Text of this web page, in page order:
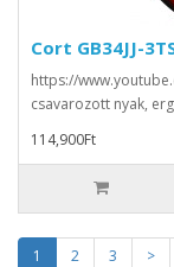
Cort GB34JJ-
https://
csavarozott nyak,
114,900Ft
1 2 3 >